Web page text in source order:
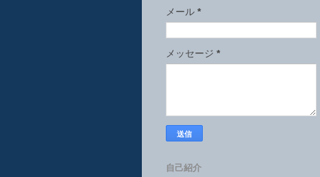
メール *
メッセージ *
自己紹介